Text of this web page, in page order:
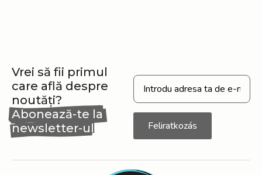
Vrei să fii primul
care află despre
noutăți?
Abonează-te la
newsletter-ul
Feliratkozás